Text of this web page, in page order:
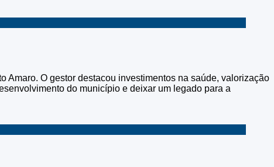
Amaro. O gestor destacou investimentos na saúde, valorização
do município e deixar um legado para a